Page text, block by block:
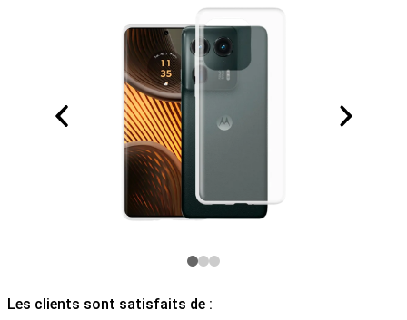
Les clients sont satisfaits de :